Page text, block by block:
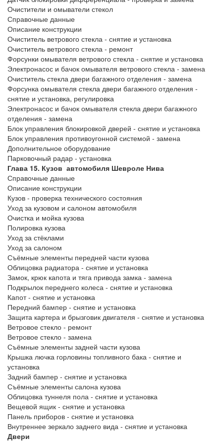
Очистители и омыватели стекол
Справочные данные
Описание конструкции
Очиститель ветрового стекла - снятие и установка
Очиститель ветрового стекла - ремонт
Форсунки омывателя ветрового стекла - снятие и установка
Электронасос и бачок омывателя ветрового стекла - замена
Очиститель стекла двери багажного отделения - замена
Форсунка омывателя стекла двери багажного отделения -
снятие и установка, регулировка
Электронасос и бачок омывателя стекла двери багажного
отделения - замена
Блок управления блокировкой дверей - снятие и установка
Блок управления противоугонной системой - замена
Дополнительное оборудование
Парковочный радар - установка
Глава 15. Кузов автомобиля Шевроле Нива
Справочные данные
Описание конструкции
Кузов - проверка технического состояния
Уход за кузовом и салоном автомобиля
Очистка и мойка кузова
Полировка кузова
Уход за стёклами
Уход за салоном
Съёмные элементы передней части кузова
Облицовка радиатора - снятие и установка
Замок, крюк капота и тяга привода замка - замена
Подкрылок переднего колеса - снятие и установка
Капот - снятие и установка
Передний бампер - снятие и установка
Защита картера и брызговик двигателя - снятие и установка
Ветровое стекло - ремонт
Ветровое стекло - замена
Съёмные элементы задней части кузова
Крышка лючка горловины топливного бака - снятие и
установка
Задний бампер - снятие и установка
Съёмные элементы салона кузова
Облицовка туннеля пола - снятие и установка
Вещевой ящик - снятие и установка
Панель приборов - снятие и установка
Внутреннее зеркало заднего вида - снятие и установка
Двери